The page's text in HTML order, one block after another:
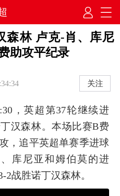
森林 卢克-肖、库尼
助攻平纪录
关注
，英超第37轮继续进
汉森林。本场比赛B费
，追平英超单赛季进球
库尼亚和姆伯莫的进
战胜诺丁汉森林。